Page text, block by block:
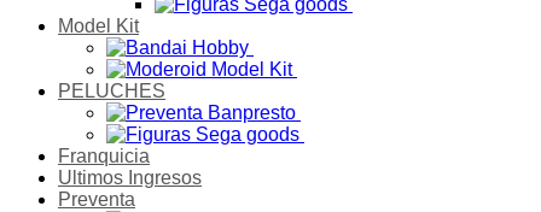
Model Kit
PELUCHES
Franquicia
Ultimos Ingresos
Preventa